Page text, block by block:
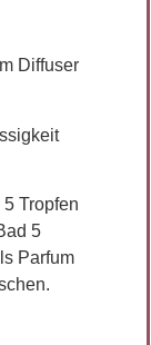
Diffuser
Tropfen
5
Parfum